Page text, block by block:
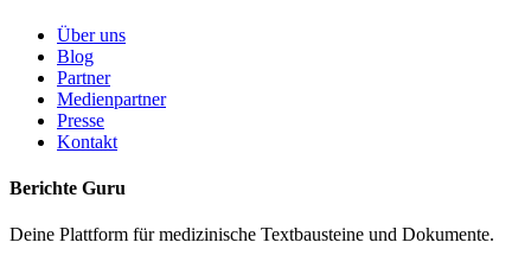
Über uns
Blog
Partner
Medienpartner
Presse
Kontakt
Berichte Guru
Deine Plattform für medizinische Textbausteine und Dokumente.